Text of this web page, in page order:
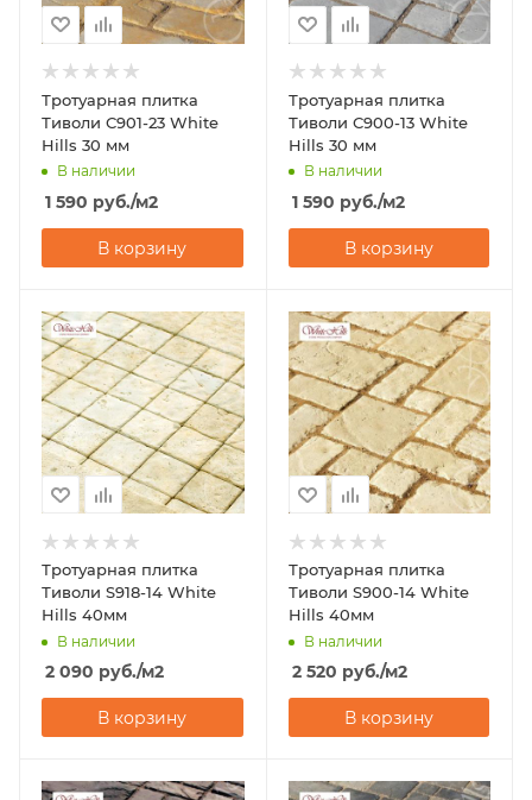
Тротуарная плитка
Тиволи С901-23 White
Hills 30 мм
В наличии
1 590 руб./м2
В корзину
Тротуарная плитка
Тиволи С900-13 White
Hills 30 мм
В наличии
1 590 руб./м2
В корзину
Тротуарная плитка
Тиволи S918-14 White
Hills 40мм
В наличии
2 090 руб./м2
В корзину
Тротуарная плитка
Тиволи S900-14 White
Hills 40мм
В наличии
2 520 руб./м2
В корзину